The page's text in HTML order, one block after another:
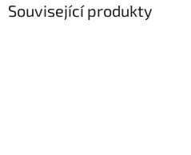
Související produkty